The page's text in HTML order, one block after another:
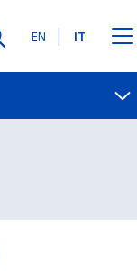
Lingue
EN IT
Contatti
Open